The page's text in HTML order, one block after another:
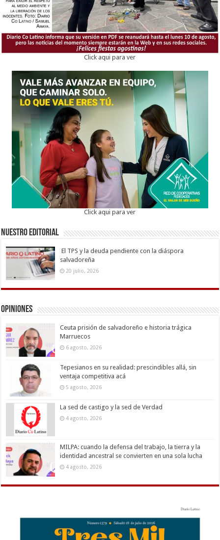
Click aqui para ver
Click aqui para ver
Nuestro Editorial
El TPS y la deuda pendiente con la diáspora
salvadoreña
20 julio, 2026
Opiniones
Ceuta prisión de salvadoreño e historia trágica
Marruecos
6 agosto, 2026
Tepesianos en su realidad: prescindibles allá, sin
ventaja competitiva acá
5 agosto, 2026
La sed de castigo y la sed de Verdad
4 agosto, 2026
MILPA: cuando la defensa del trabajo, la tierra y la
identidad ancestral se convierten en una sola lucha
4 agosto, 2026